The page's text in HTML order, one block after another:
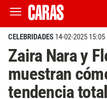
CELEBRIDADES 14-02-2025 15:05
Zaira Nara y
muestran
tendencia